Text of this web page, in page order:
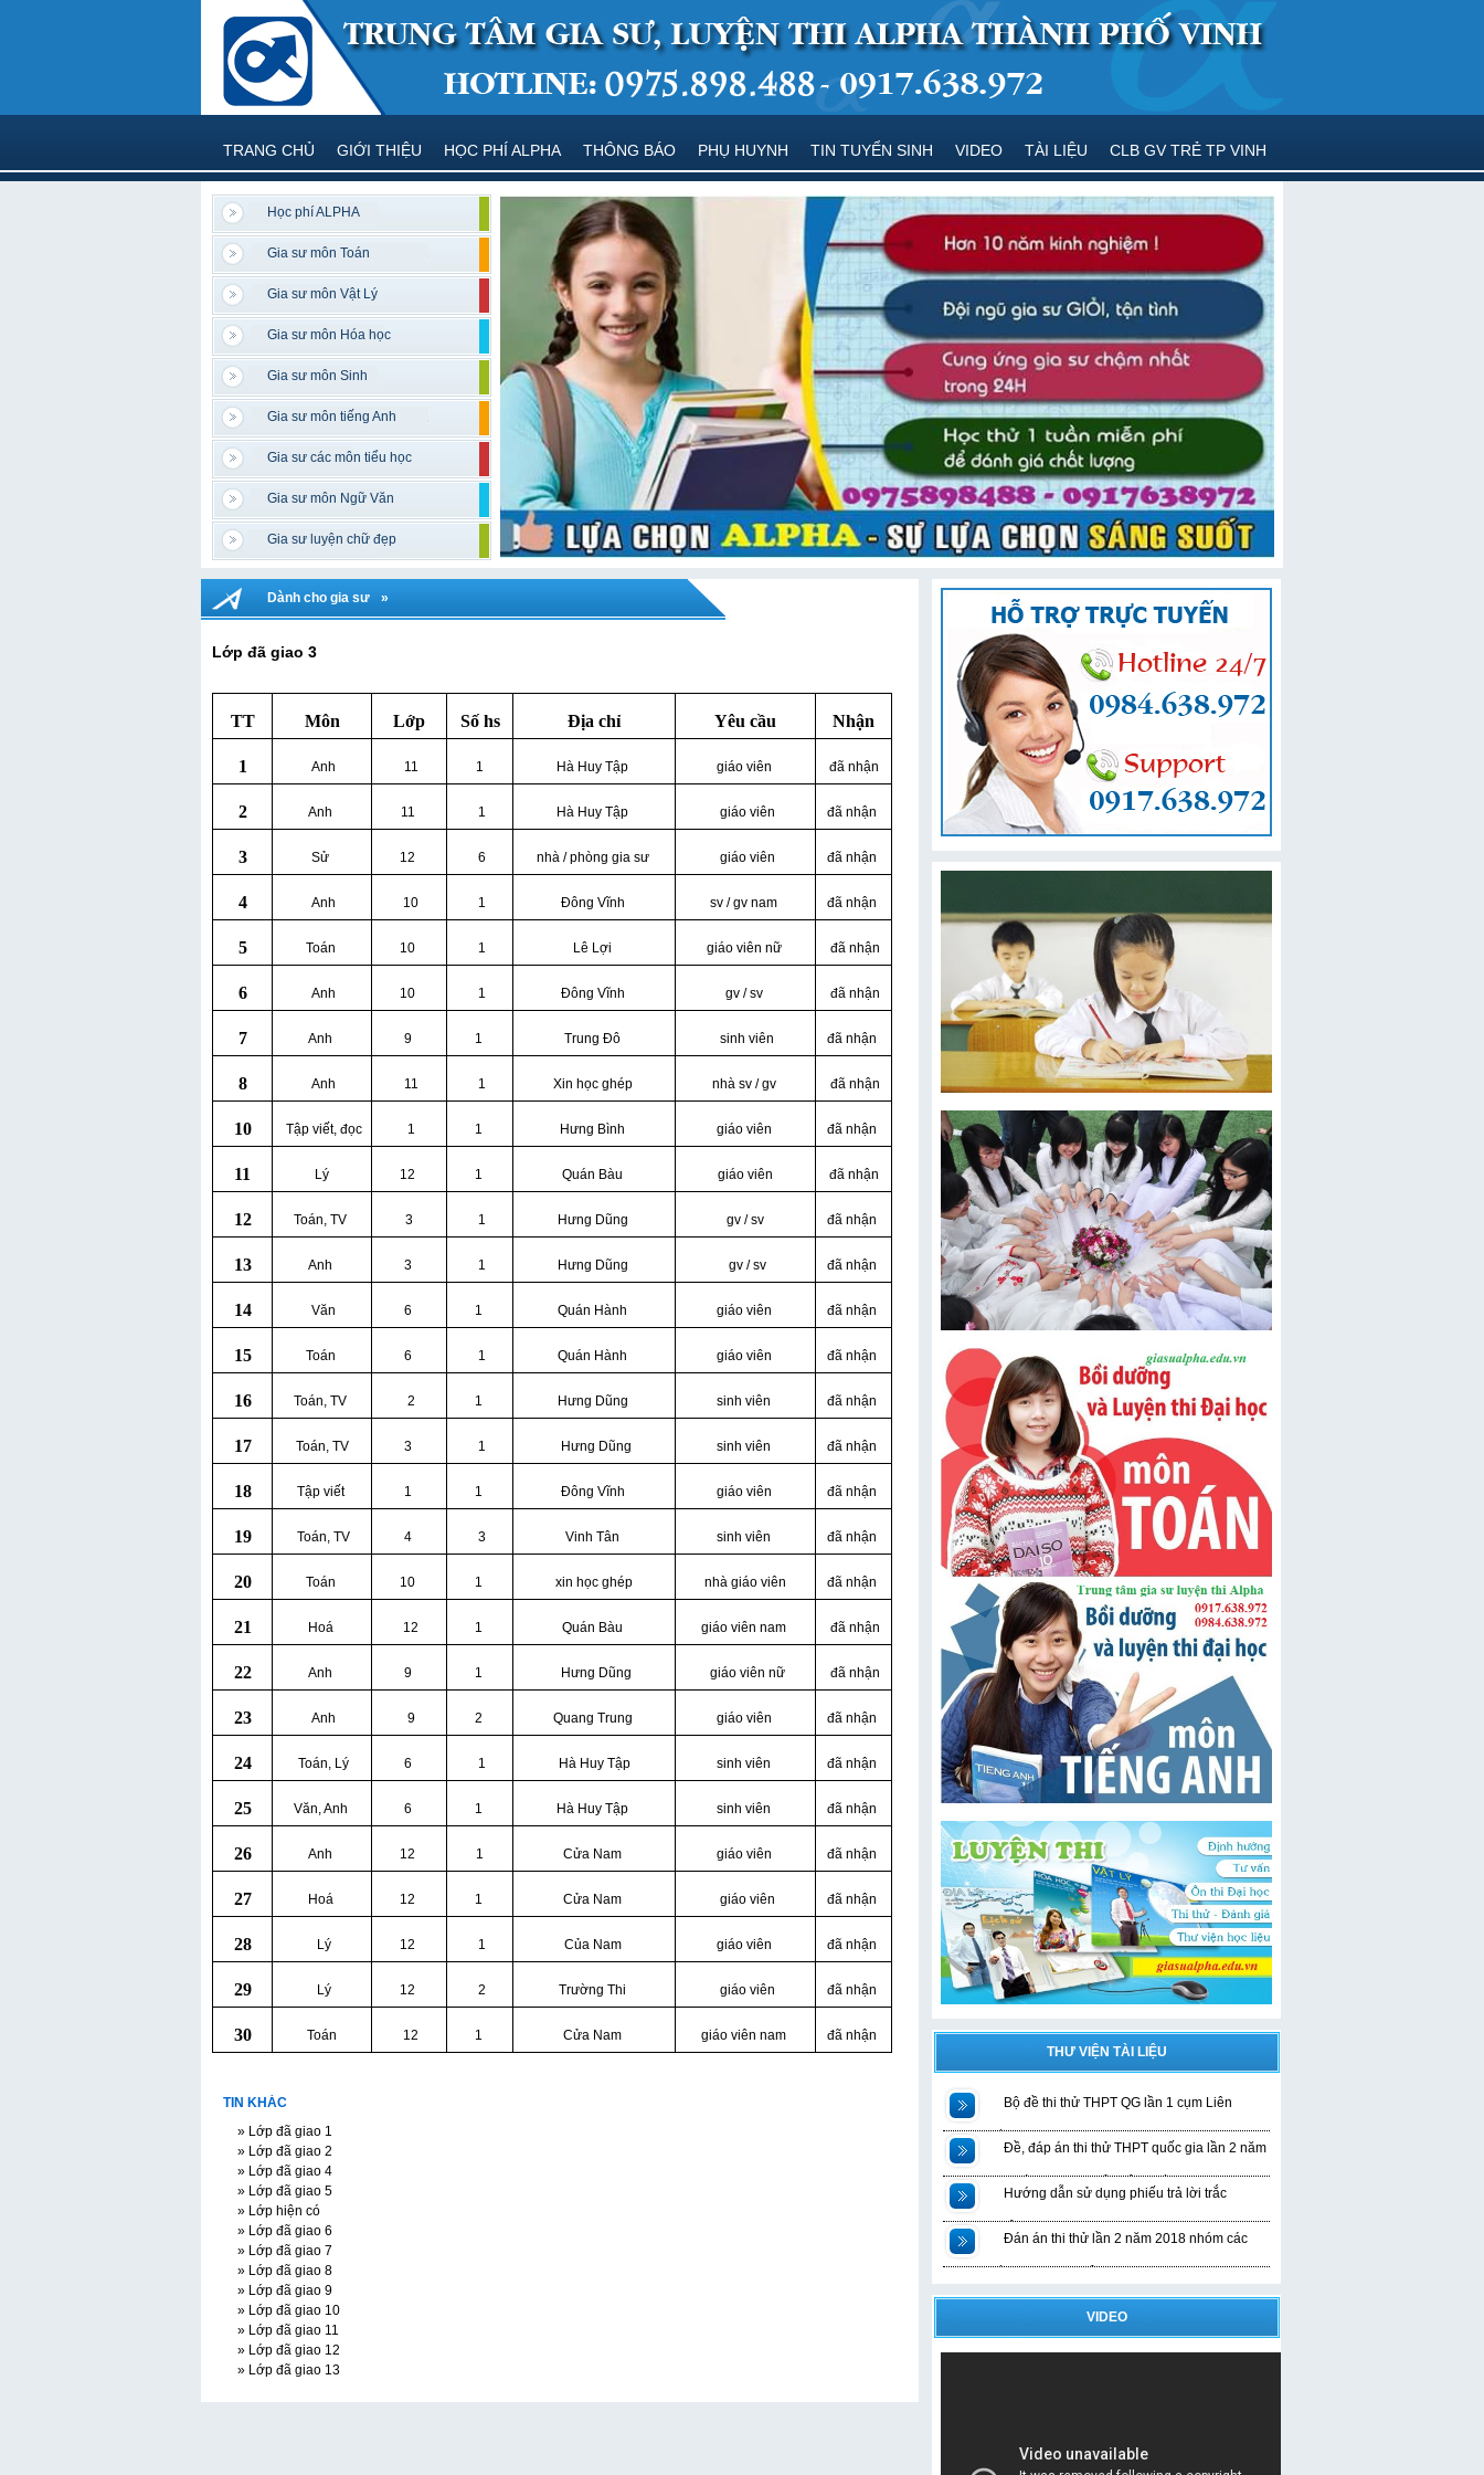
TRANG CHỦ GIỚI THIỆU HỌC PHÍ ALPHA THÔNG BÁO PHỤ HUYNH TIN TUYỂN SINH VIDEO TÀI LIỆU CLB GV TRẺ TP VINH
Học phí ALPHA
Gia sư môn Toán
Gia sư môn Vật Lý
Gia sư môn Hóa học
Gia sư môn Sinh
Gia sư môn tiếng Anh
Gia sư các môn tiểu học
Gia sư môn Ngữ Văn
Gia sư luyện chữ đẹp
Dành cho gia sư »
Lớp đã giao 3
TT Môn Lớp Số hs Địa chỉ Yêu cầu Nhận
1 Anh 11 1 Hà Huy Tập giáo viên đã nhận
2 Anh 11 1 Hà Huy Tập giáo viên đã nhận
3 Sử 12 6 nhà / phòng gia sư giáo viên đã nhận
4 Anh 10 1 Đông Vĩnh sv / gv nam đã nhận
5 Toán 10 1 Lê Lợi giáo viên nữ đã nhận
6 Anh 10 1 Đông Vĩnh gv / sv đã nhận
7 Anh 9 1 Trung Đô sinh viên đã nhận
8 Anh 11 1 Xin học ghép nhà sv / gv đã nhận
10 Tập viết, đọc 1 1 Hưng Bình giáo viên đã nhận
11 Lý 12 1 Quán Bàu giáo viên đã nhận
12 Toán, TV 3 1 Hưng Dũng gv / sv đã nhận
13 Anh 3 1 Hưng Dũng gv / sv đã nhận
14 Văn 6 1 Quán Hành giáo viên đã nhận
15 Toán 6 1 Quán Hành giáo viên đã nhận
16 Toán, TV 2 1 Hưng Dũng sinh viên đã nhận
17 Toán, TV 3 1 Hưng Dũng sinh viên đã nhận
18 Tập viết 1 1 Đông Vĩnh giáo viên đã nhận
19 Toán, TV 4 3 Vinh Tân sinh viên đã nhận
20 Toán 10 1 xin học ghép nhà giáo viên đã nhận
21 Hoá 12 1 Quán Bàu giáo viên nam đã nhận
22 Anh 9 1 Hưng Dũng giáo viên nữ đã nhận
23 Anh 9 2 Quang Trung giáo viên đã nhận
24 Toán, Lý 6 1 Hà Huy Tập sinh viên đã nhận
25 Văn, Anh 6 1 Hà Huy Tập sinh viên đã nhận
26 Anh 12 1 Cửa Nam giáo viên đã nhận
27 Hoá 12 1 Cửa Nam giáo viên đã nhận
28 Lý 12 1 Của Nam giáo viên đã nhận
29 Lý 12 2 Trường Thi giáo viên đã nhận
30 Toán 12 1 Cửa Nam giáo viên nam đã nhận
TIN KHÁC
» Lớp đã giao 1
» Lớp đã giao 2
» Lớp đã giao 4
» Lớp đã giao 5
» Lớp hiện có
» Lớp đã giao 6
» Lớp đã giao 7
» Lớp đã giao 8
» Lớp đã giao 9
» Lớp đã giao 10
» Lớp đã giao 11
» Lớp đã giao 12
» Lớp đã giao 13
THƯ VIỆN TÀI LIỆU
Bộ đề thi thử THPT QG lần 1 cụm Liên
trường
Đề, đáp án thi thử THPT quốc gia lần 2 năm
2019 bài thi KHTN của liên trường
Hướng dẫn sử dụng phiếu trả lời trắc
nghiệm
Đán án thi thử lần 2 năm 2018 nhóm các
trường THPT Nghệ An
VIDEO